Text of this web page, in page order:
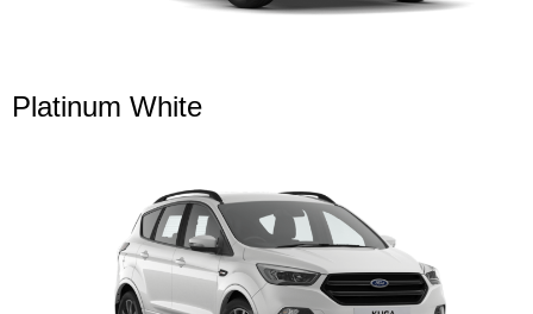
Platinum White